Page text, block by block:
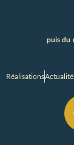
puis du
Réalisations